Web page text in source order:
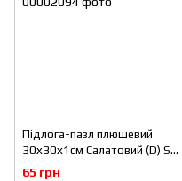
Підлога-пазл плюшевий
30х30х1см Салатовий (D) SW-
00002094
65 грн